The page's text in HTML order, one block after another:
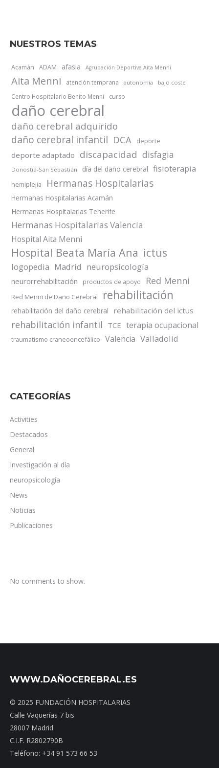
NUESTROS TEMAS
Acamán ADAM afasia Agrupación Deportiva Aita Menni
Aita Menni atención temprana autonomía bajo coste
Centro Hospitalario Benito Menni curso
daño cerebral
daño cerebral adquirido
daño cerebral infantil DCA deporte
deporte adaptado discapacidad disfagia
Donostia-San Sebastián día del daño cerebral fisioterapia
hemiplejia Hermanas Hospitalarias
Hermanas Hospitalarias Acamán
Hermanas Hospitalarias Tenerife
Hermanas Hospitalarias Valencia
Hospital Aita Menni
Hospital Beata María Ana ictus
logopedia Madrid neuropsicología
neurorrehabilitación productos de apoyo Red Menni
Red Menni de Daño Cerebral rehabilitación
rehabilitación del daño cerebral rehabilitación del ictus
rehabilitación infantil TCE terapia ocupacional
traumatismo craneoencefálico Valencia Valladolid
CATEGORÍAS
Activities
Destacados
General
Investigación al día
neuropsicología
News
Noticias
Publicaciones
No comments to show.
WWW.DAÑOCEREBRAL.ES
© 2025 FUNDACIÓN HOSPITALARIAS
Calle Vaquerías 7 bis
28007 Madrid
C.I.F. R2802790B
Teléfono: +34 91 573 66 53